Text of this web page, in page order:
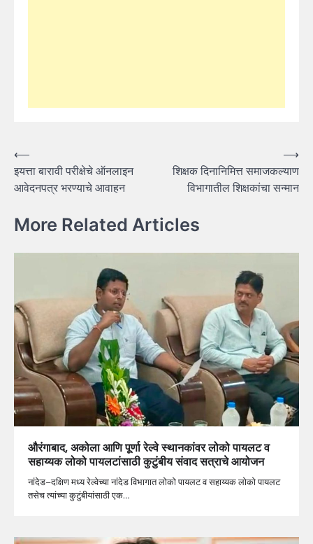
Post
navigation
⟵
इयत्ता बारावी परीक्षेचे ऑनलाइन
आवेदनपत्र भरण्याचे आवाहन
शिक्षक दिनानिमित्त समाजकल्याण
विभागातील शिक्षकांचा सन्मान
⟶
More Related Articles
औरंगाबाद, अकोला आणि पूर्णा रेल्वे स्थानकांवर लोको पायलट व
सहाय्यक लोको पायलटांसाठी कुटुंबीय संवाद सत्राचे आयोजन
नांदेड–दक्षिण मध्य रेल्वेच्या नांदेड विभागात लोको पायलट व सहाय्यक लोको पायलट
तसेच त्यांच्या कुटुंबीयांसाठी एक…